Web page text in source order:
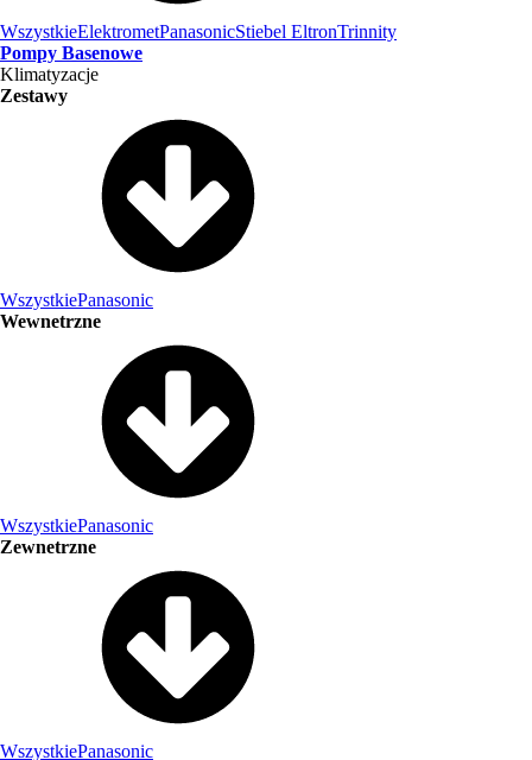
WszystkieElektrometPanasonicStiebel EltronTrinnity
Pompy Basenowe
Klimatyzacje
Zestawy
WszystkiePanasonic
Wewnetrzne
WszystkiePanasonic
Zewnetrzne
WszystkiePanasonic